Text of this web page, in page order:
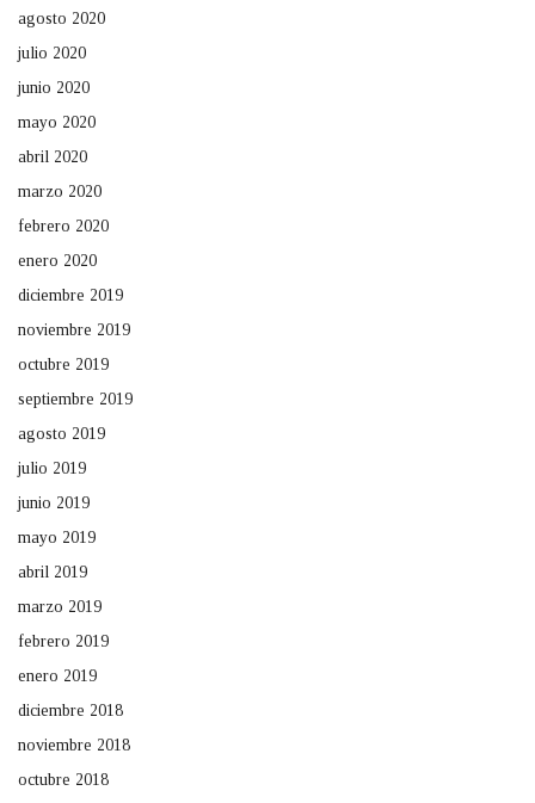
agosto 2020
julio 2020
junio 2020
mayo 2020
abril 2020
marzo 2020
febrero 2020
enero 2020
diciembre 2019
noviembre 2019
octubre 2019
septiembre 2019
agosto 2019
julio 2019
junio 2019
mayo 2019
abril 2019
marzo 2019
febrero 2019
enero 2019
diciembre 2018
noviembre 2018
octubre 2018